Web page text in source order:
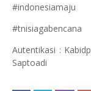
#indonesiamaju
#tnisiagabencana
Autentikasi :
Saptoadi